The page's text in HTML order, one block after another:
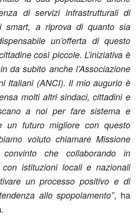
di servizi infrastrutturali di
smart, a riprova di quanto sia
un’offerta di questo
così piccole. L’iniziativa è
da subito anche l’Associazione
Italiani (ANCI). Il mio augurio è
molti altri sindaci, cittadini e
a noi per fare sistema e
un futuro migliore con questo
voluto chiamare Missione
che collaborando in
istituzioni locali e nazionali
un processo positivo e di
allo spopolamento”, ha